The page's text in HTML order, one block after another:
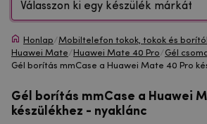
Válasszon ki egy készülék márkát
Honlap/Mobiltelefon tokok, tokok és
Huawei Mate/ Huawei Mate 40 Pro/Gél
Gél borítás mmCase a Huawei Mate 40 Pro
Gél borítás mmCase a Huawei
készülékhez - nyaklánc